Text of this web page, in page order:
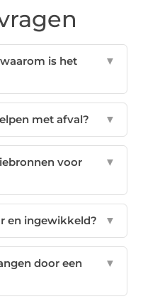
is het
▼
met afval? ▼
voor
▼
en ingewikkeld? ▼
door een
▼